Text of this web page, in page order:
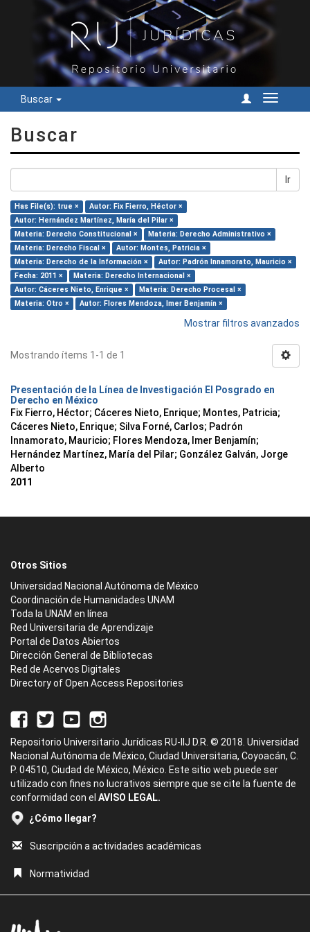
Buscar
Cambiar
Buscar
Ir
Has File(s): true ×
Autor: Fix Fierro, Héctor ×
Autor: Hernández Martínez, María del Pilar ×
Materia: Derecho Constitucional ×
Materia: Derecho Administrativo ×
Materia: Derecho Fiscal ×
Autor: Montes, Patricia ×
Materia: Derecho de la Información ×
Autor: Padrón Innamorato, Mauricio ×
Fecha: 2011 ×
Materia: Derecho Internacional ×
Autor: Cáceres Nieto, Enrique ×
Materia: Derecho Procesal ×
Materia: Otro ×
Autor: Flores Mendoza, Imer Benjamín ×
Mostrar filtros avanzados
Mostrando ítems 1-1 de 1
Presentación de la Línea de Investigación El Posgrado en
Derecho en México
Fix Fierro, Héctor; Cáceres Nieto, Enrique; Montes, Patricia;
Cáceres Nieto, Enrique; Silva Forné, Carlos; Padrón
Innamorato, Mauricio; Flores Mendoza, Imer Benjamín;
Hernández Martínez, María del Pilar; González Galván, Jorge
Alberto
2011
Otros Sitios
Universidad Nacional Autónoma de México
Coordinación de Humanidades UNAM
Toda la UNAM en línea
Red Universitaria de Aprendizaje
Portal de Datos Abiertos
Dirección General de Bibliotecas
Red de Acervos Digitales
Directory of Open Access Repositories
Repositorio Universitario Jurídicas RU-IIJ D.R. © 2018. Universidad
Nacional Autónoma de México, Ciudad Universitaria, Coyoacán, C.
P. 04510, Ciudad de México, México. Este sitio web puede ser
utilizado con fines no lucrativos siempre que se cite la fuente de
conformidad con el AVISO LEGAL.
¿Cómo llegar?
Suscripción a actividades académicas
Normatividad